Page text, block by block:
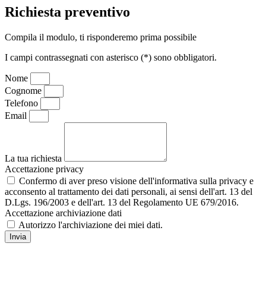
Richiesta preventivo
Compila il modulo, ti risponderemo prima possibile
I campi contrassegnati con asterisco (*) sono obbligatori.
Nome
Cognome
Telefono
Email
La tua richiesta
Accettazione privacy
Confermo di aver preso visione dell'informativa sulla privacy e
acconsento al trattamento dei dati personali, ai sensi dell'art. 13 del
D.Lgs. 196/2003 e dell'art. 13 del Regolamento UE 679/2016.
Accettazione archiviazione dati
Autorizzo l'archiviazione dei miei dati.
Invia